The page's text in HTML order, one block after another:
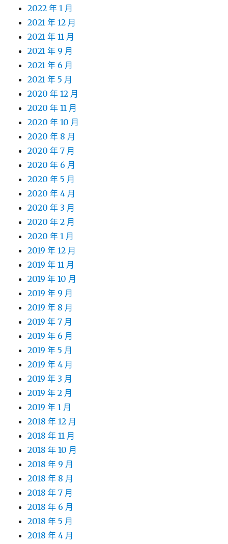
2022 年 1 月
2021 年 12 月
2021 年 11 月
2021 年 9 月
2021 年 6 月
2021 年 5 月
2020 年 12 月
2020 年 11 月
2020 年 10 月
2020 年 8 月
2020 年 7 月
2020 年 6 月
2020 年 5 月
2020 年 4 月
2020 年 3 月
2020 年 2 月
2020 年 1 月
2019 年 12 月
2019 年 11 月
2019 年 10 月
2019 年 9 月
2019 年 8 月
2019 年 7 月
2019 年 6 月
2019 年 5 月
2019 年 4 月
2019 年 3 月
2019 年 2 月
2019 年 1 月
2018 年 12 月
2018 年 11 月
2018 年 10 月
2018 年 9 月
2018 年 8 月
2018 年 7 月
2018 年 6 月
2018 年 5 月
2018 年 4 月